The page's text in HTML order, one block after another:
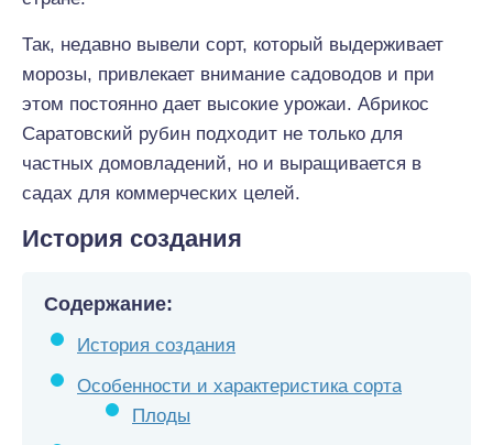
Так, недавно вывели сорт, который выдерживает
морозы, привлекает внимание садоводов и при
этом постоянно дает высокие урожаи. Абрикос
Саратовский рубин подходит не только для
частных домовладений, но и выращивается в
садах для коммерческих целей.
История создания
Содержание:
История создания
Особенности и характеристика сорта
Плоды